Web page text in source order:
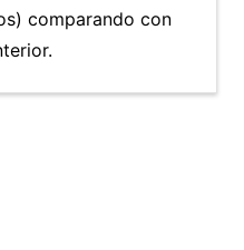
comparando con